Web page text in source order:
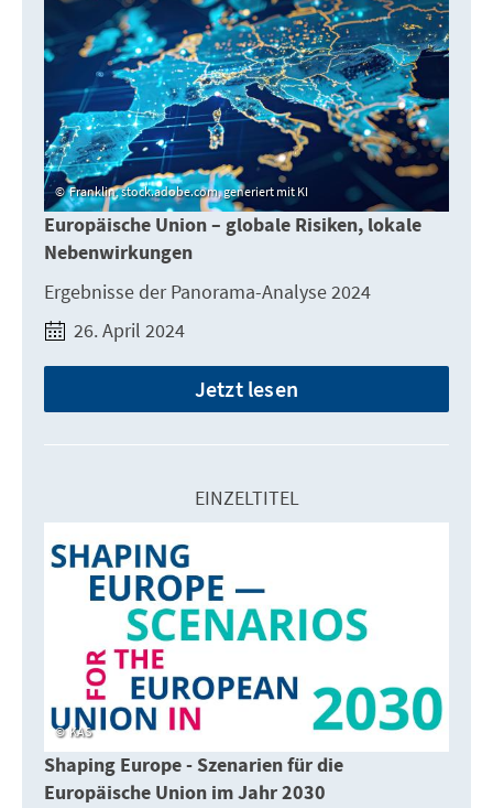
Franklin, stock.adobe.com, generiert mit KI
Europäische Union – globale Risiken, lokale
Nebenwirkungen
Ergebnisse der Panorama-Analyse 2024
26. April 2024
Jetzt lesen
EINZELTITEL
KAS
Shaping Europe - Szenarien für die
Europäische Union im Jahr 2030